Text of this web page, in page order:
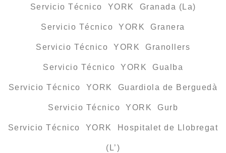
Servicio Técnico YORK Granada (La)
Servicio Técnico YORK Granera
Servicio Técnico YORK Granollers
Servicio Técnico YORK Gualba
Servicio Técnico YORK Guardiola de Berguedà
Servicio Técnico YORK Gurb
Servicio Técnico YORK Hospitalet de Llobregat
(L’)